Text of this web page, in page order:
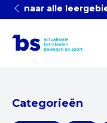
naar alle
Categorieën